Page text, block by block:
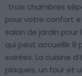
: trois chambres
pour votre confort
salon de jardin pour
qui peut accueillir 8
soirées. La cuisine
plaques, un four et